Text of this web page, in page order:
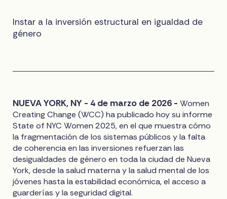
Instar a la inversión estructural en igualdad de
género
NUEVA YORK, NY - 4 de marzo de 2026 -Women
Creating Change (WCC) ha publicado hoy su informe
State of NYC Women 2025, en el que muestra cómo
la fragmentación de los sistemas públicos y la falta
de coherencia en las inversiones refuerzan las
desigualdades de género en toda la ciudad de Nueva
York, desde la salud materna y la salud mental de los
jóvenes hasta la estabilidad económica, el acceso a
guarderías y la seguridad digital.